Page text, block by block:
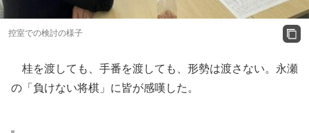
控室での検討の様子
桂を渡しても、手番を渡しても、形勢は渡さない。永瀬
の「負けない将棋」に皆が感嘆した。